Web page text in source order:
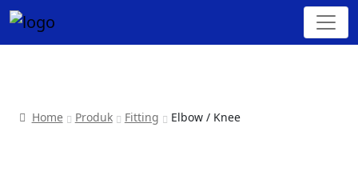
Home Produk Fitting Elbow / Knee